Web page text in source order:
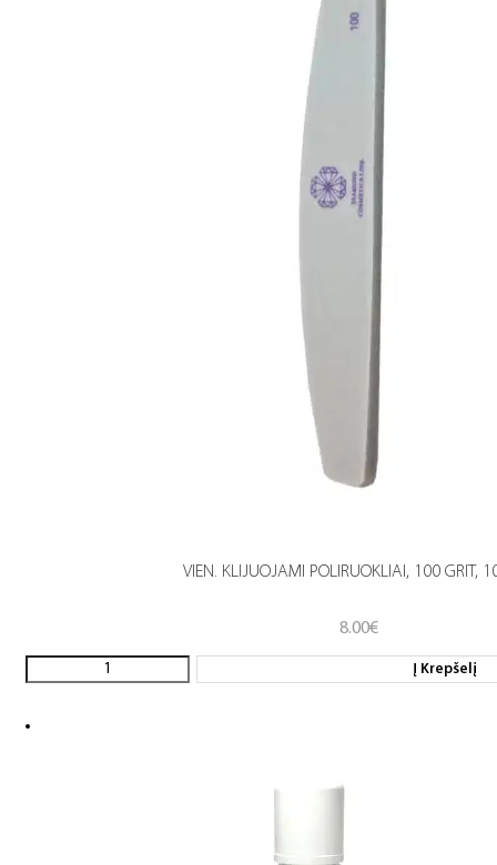
VIEN. KLIJUOJAMI POLIRUOKLIAI, 100 GRIT,
8.00€
Į Krepšelį